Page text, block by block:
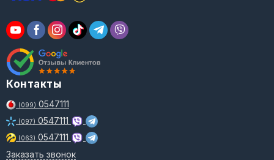
Контакты
(099) 0547111
(097) 0547111
(063) 0547111
Заказать звонок